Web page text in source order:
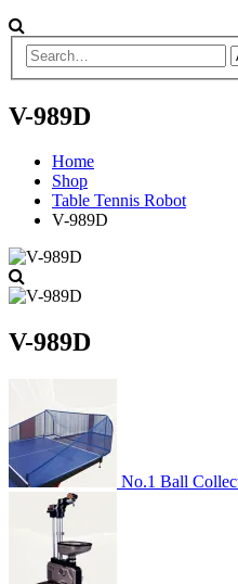
V-989D
Home
Shop
Table Tennis Robot
V-989D
V-989D
No.1 Ball